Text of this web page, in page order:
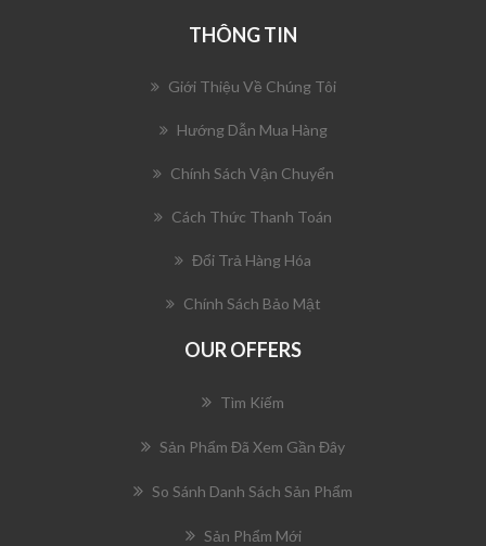
THÔNG TIN
Giới Thiệu Về Chúng Tôi
Hướng Dẫn Mua Hàng
Chính Sách Vận Chuyển
Cách Thức Thanh Toán
Đổi Trả Hàng Hóa
Chính Sách Bảo Mật
OUR OFFERS
Tìm Kiếm
Sản Phẩm Đã Xem Gần Đây
So Sánh Danh Sách Sản Phẩm
Sản Phẩm Mới